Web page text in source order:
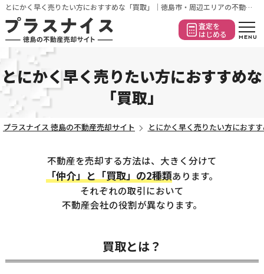
とにかく早く売りたい方におすすめな「買取」｜徳島市・周辺エリアの不動産を自動査定｜売却のご相談はプラスナイスへ
査定を
はじめる
プラスナイス 徳島の不動産売却サイト とにかく早く売りたい方におす
とにかく早く売りたい方におすすめな
「買取」
不動産を売却する方法は、大きく分けて
「仲介」と「買取」の2種類あります。
それぞれの取引において
不動産会社の役割が異なります。
買取とは？